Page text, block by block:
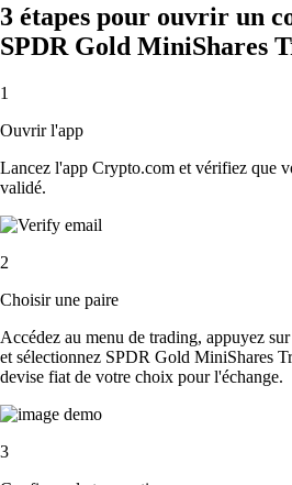
3 étapes pour ouvrir un
SPDR Gold MiniShares
1
Ouvrir l'app
Lancez l'app Crypto.com et vérifiez que
validé.
2
Choisir une paire
Accédez au menu de trading, appuyez
et sélectionnez SPDR Gold MiniShares
devise fiat de votre choix pour l'échange.
3